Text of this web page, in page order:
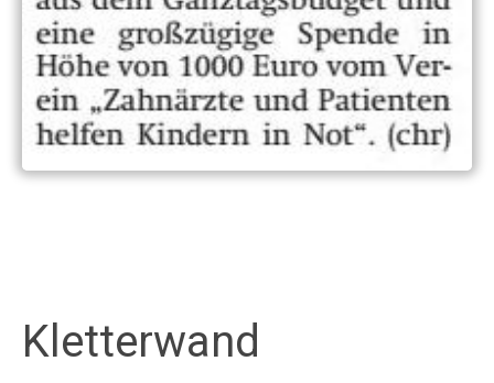
Kletterwand